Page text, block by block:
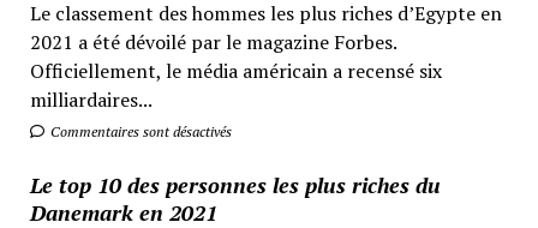
Le classement des hommes les plus riches d’Egypte en
2021 a été dévoilé par le magazine Forbes.
Officiellement, le média américain a recensé six
milliardaires...
Commentaires sont désactivés
Le top 10 des personnes les plus riches du
Danemark en 2021